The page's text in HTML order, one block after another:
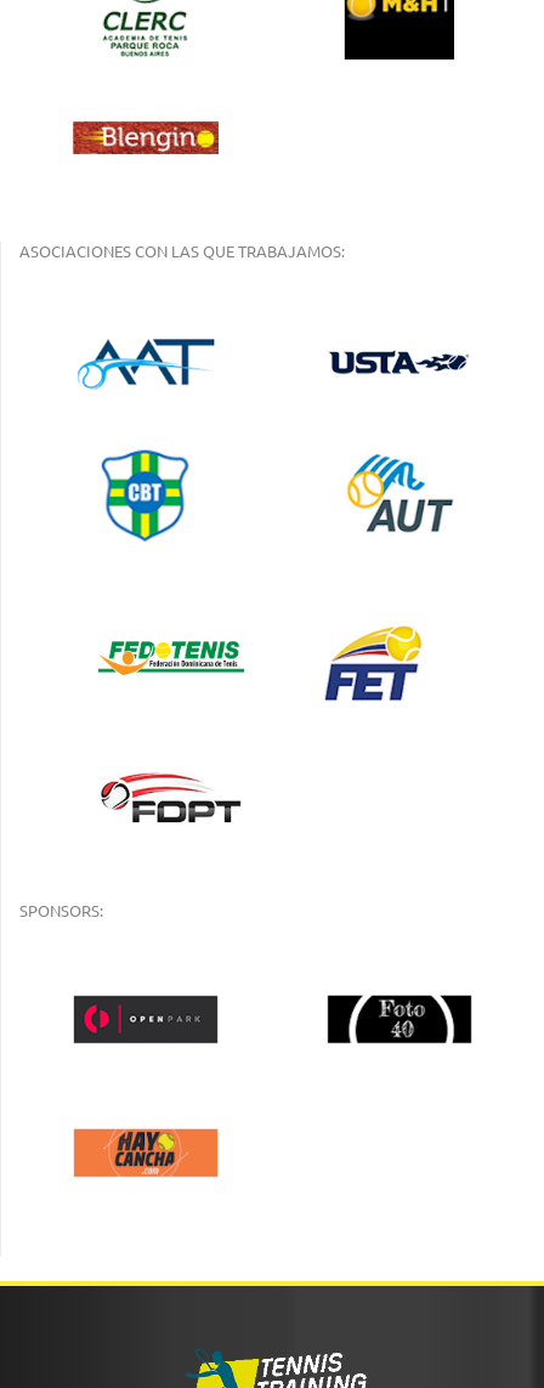
ASOCIACIONES CON LAS QUE TRABAJAMOS:
SPONSORS: